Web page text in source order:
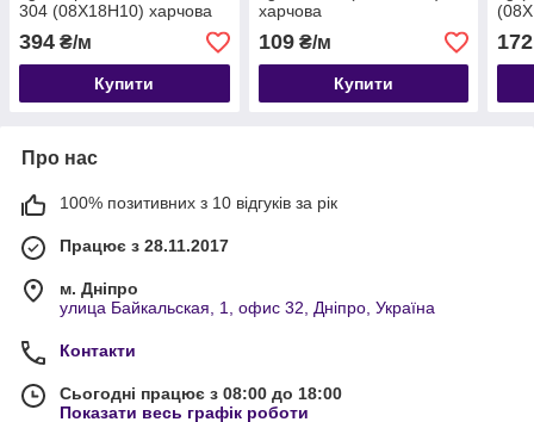
304 (08Х18Н10) харчова
394 ₴/м
Купити
харчова
109₴/м
Купити
172
Про нас
100% позитивних з 10 відгуків за рік
Працює з 28.11.2017
м. Дніпро
улица Байкальская, 1, офис 32, Дніпро, Україна
Контакти
Сьогодні працює з 08:00 до 18:00
Показати весь графік роботи